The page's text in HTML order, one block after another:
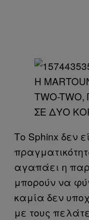
Η
TWO-
ΣΕ ΔΥΟ
Το Sphinx δεν
αγαπάει η
μπορούν να
καμία δεν
με τους